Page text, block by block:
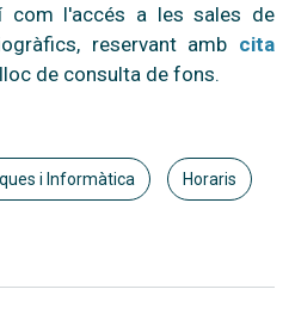
com l'accés a les sales de
reservant amb cita
lloc de consulta de fons.
i Informàtica Horaris